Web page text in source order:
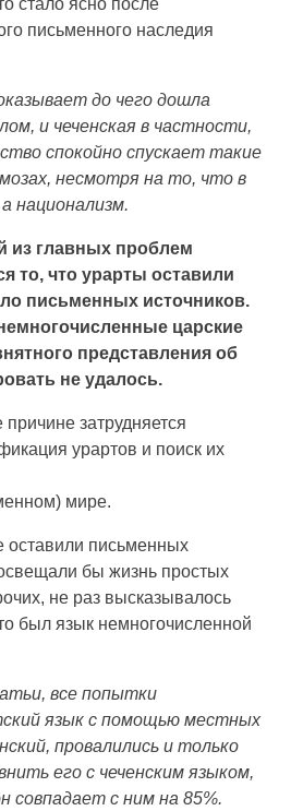
стало ясно после
письменного наследия
до чего дошла
и чеченская в частности,
спокойно спускает такие
несмотря на то, что в
национализм.
из главных проблем
то, что урарты оставили
письменных источников.
царские
представления об
не удалось.
затрудняется
урартов и поиск их
мире.
оставили письменных
бы жизнь простых
не раз высказывалось
был язык немногочисленной
все попытки
язык с помощью местных
провалились и только
его с чеченским языком,
совпадает с ним на 85%.